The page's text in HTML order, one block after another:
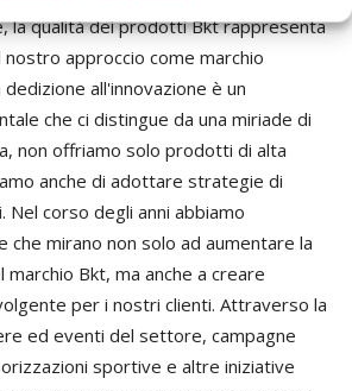
la qualità dei prodotti Bkt rappresenta
approccio come marchio
all'innovazione è un
che ci distingue da una miriade di
non offriamo solo prodotti di alta
anche di adottare strategie di
Nel corso degli anni abbiamo
mirano non solo ad aumentare la
Bkt, ma anche a creare
per i nostri clienti. Attraverso la
ed eventi del settore, campagne
sportive e altre iniziative